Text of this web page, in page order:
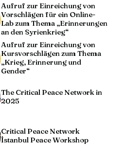
Aufruf zur Einreichung von
Vorschlägen für ein Online-
Lab zum Thema „Erinnerungen
an den Syrienkrieg“
Aufruf zur Einreichung von
Kursvorschlägen zum Thema
„Krieg, Erinnerung und
Gender“
The Critical Peace Network in
2025
Critical Peace Network
İstanbul Peace Workshop